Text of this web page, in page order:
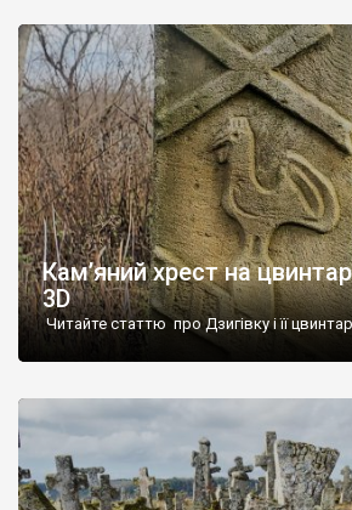
століття тут розмістили туберкульозну
палацу виїхала лікарня – ми точно не […]
Кам’яний хрест на
3D
Читайте статтю про Дзигівку і її цвинтар